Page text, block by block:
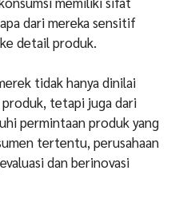
dari mereka sensitif
detail produk.
tidak hanya dinilai
tetapi juga dari
permintaan produk yang
tertentu, perusahaan
dan berinovasi